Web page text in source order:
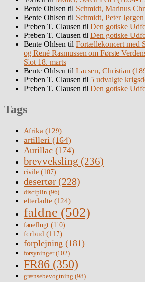
Bente Ohlsen til Schmidt, Marinus
Bente Ohlsen til Schmidt, Peter
Preben T. Clausen til Den gotiske
Preben T. Clausen til Den gotiske
Bente Ohlsen til Fortællekoncert med
og René Rasmussen om Første
Slot 18. marts
Bente Ohlsen til Lausen, Christian
Preben T. Clausen til 5 udvalgte
Preben T. Clausen til Den gotiske
Tags
Afrika (129)
artilleri (164)
Aurillac (174)
brevveksling (236)
civile (107)
desertør (228)
disciplin (96)
efterladte (124)
faldne (502)
faneflugt (110)
forbud (117)
forplejning (181)
forsyninger(102)
FR86 (350)
grænsebevogtning (98)